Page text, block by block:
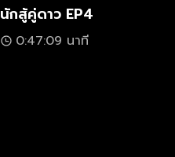
นักสู้คู่ดาว EP4
0:47:09 นาที